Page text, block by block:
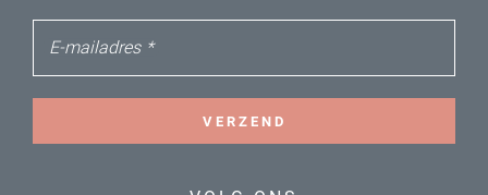
E-mailadres *
VERZEND